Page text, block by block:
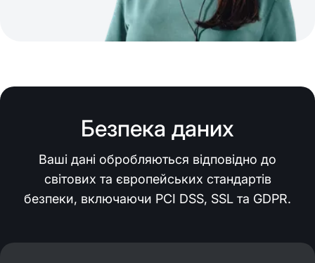
Безпека даних
Ваші дані обробляються відповідно до
світових та європейських стандартів
безпеки, включаючи PCI DSS, SSL та GDPR.